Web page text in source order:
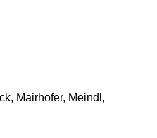
Mairhofer, Meindl,